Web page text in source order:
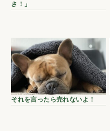
さ！」
それを言ったら売れないよ！